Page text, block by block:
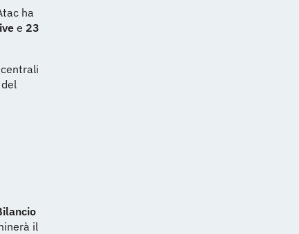
ha
e 23
il